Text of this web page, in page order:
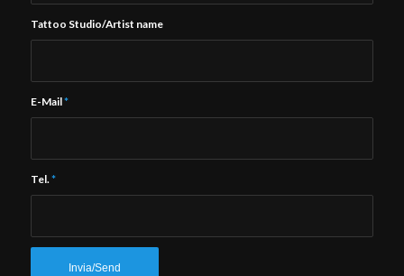
Tattoo Studio/Artist name
E-Mail*
Tel.*